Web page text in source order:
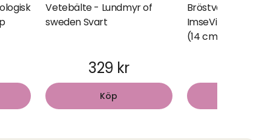
Vetebälte - Lundmyr of
sweden Svart
329 kr
Köp
Bröstvärmare
ImseVimse
(14 cm)